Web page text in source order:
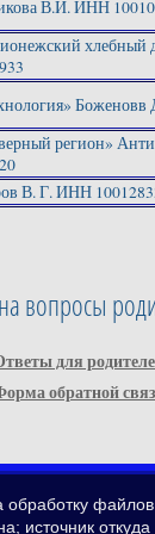
В.И. ИНН
хлебный
регион»
В. Г. ИНН
вопросы
для
обратной
источник